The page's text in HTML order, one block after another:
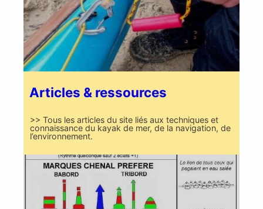
Articles & ressources
>> Tous les articles du site liés aux techniques et
connaissance du kayak de mer, de la navigation, de
l’environnement.